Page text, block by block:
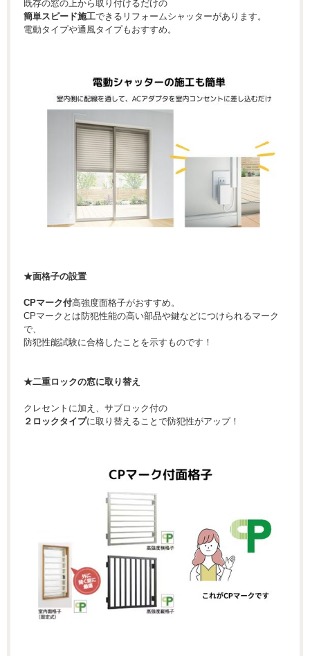
既存の窓の上から取り付けるだけの
簡単スピード施工できるリフォームシャッターがあります。
電動タイプや通風タイプもおすすめ。
★面格子の設置
CPマーク付高強度面格子がおすすめ。
CPマークとは防犯性能の高い部品や鍵などにつけられるマーク
で、
防犯性能試験に合格したことを示すものです！
★二重ロックの窓に取り替え
クレセントに加え、サブロック付の
２ロックタイプに取り替えることで防犯性がアップ！